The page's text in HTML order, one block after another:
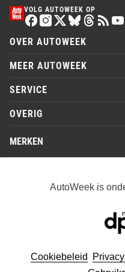
VOLG AUTOWEEK OP
OVER AUTOWEEK
MEER AUTOWEEK
SERVICE
OVERIG
MERKEN
AutoWeek is
Cookiebeleid